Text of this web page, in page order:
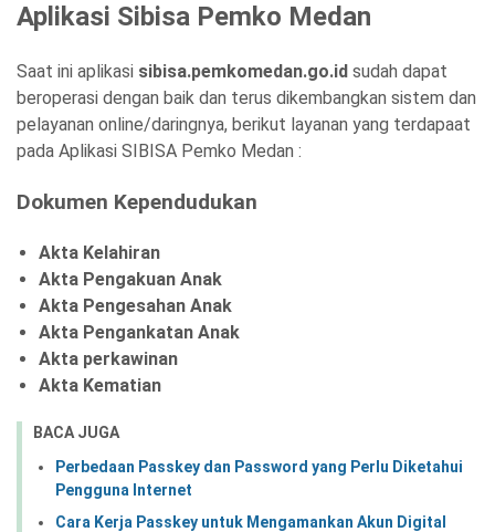
Aplikasi Sibisa Pemko Medan
Saat ini aplikasi sibisa.pemkomedan.go.id sudah dapat
beroperasi dengan baik dan terus dikembangkan sistem dan
pelayanan online/daringnya, berikut layanan yang terdapaat
pada Aplikasi SIBISA Pemko Medan :
Dokumen Kependudukan
Akta Kelahiran
Akta Pengakuan Anak
Akta Pengesahan Anak
Akta Pengankatan Anak
Akta perkawinan
Akta Kematian
BACA JUGA
Perbedaan Passkey dan Password yang Perlu Diketahui
Pengguna Internet
Cara Kerja Passkey untuk Mengamankan Akun Digital